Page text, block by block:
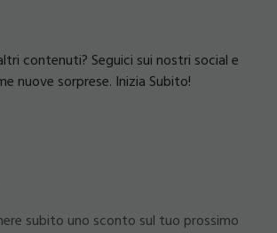
contenuti? Seguici sui nostri social e
nuove sorprese. Inizia Subito!
subito uno sconto sul tuo prossimo